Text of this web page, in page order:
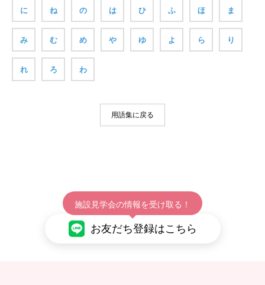
に ね の は ひ ふ ほ ま
み む め や ゆ よ ら り
れ ろ わ
用語集に戻る
施設見学会の情報を受け取る！
お友だち登録はこちら